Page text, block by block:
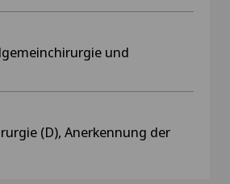
und
(D), Anerkennung der